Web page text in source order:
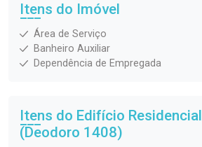
Itens do Imóvel
Área de Serviço
Banheiro Auxiliar
Dependência de Empregada
Itens do Edifício Residencial
(Deodoro 1408)